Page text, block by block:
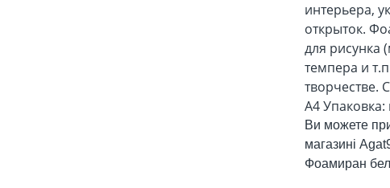
интерьера,
открыток.
для рисунка
темпера и
творчестве.
А4
Ви можете
магазині
Фоамиран